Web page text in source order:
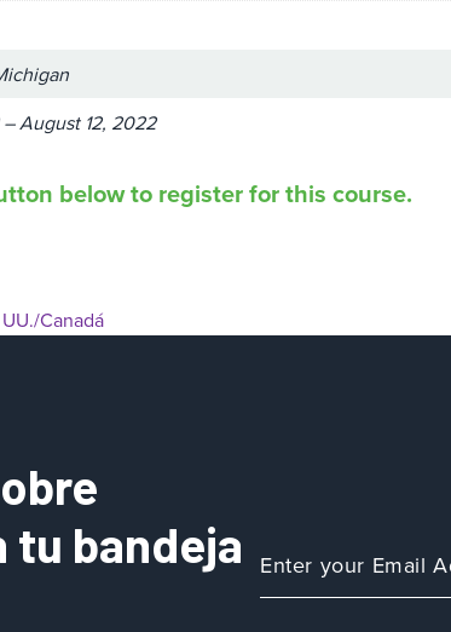
August 12, 2022
below to register for this course.
UU./Canadá
tu bandeja